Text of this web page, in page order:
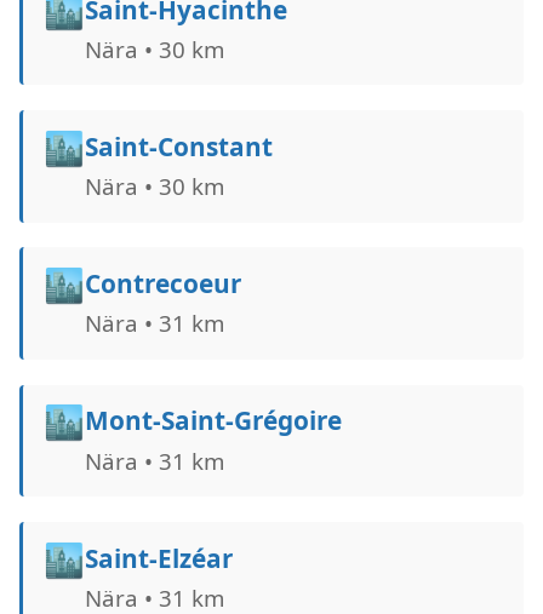
🏙️Saint-Hyacinthe
Nära • 30 km
🏙️Saint-Constant
Nära • 30 km
🏙️Contrecoeur
Nära • 31 km
🏙️Mont-Saint-Grégoire
Nära • 31 km
🏙️Saint-Elzéar
Nära • 31 km